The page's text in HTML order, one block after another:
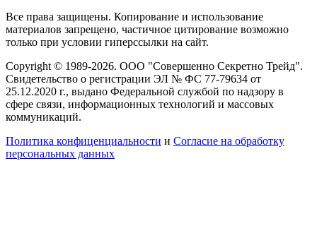
Все права защищены. Копирование и использование
материалов запрещено, частичное цитирование возможно
только при условии гиперссылки на сайт.
Copyright © 1989-2026. ООО "Совершенно Секретно Трейд".
Свидетельство о регистрации ЭЛ № ФС 77-79634 от
25.12.2020 г., выдано Федеральной службой по надзору в
сфере связи, информационных технологий и массовых
коммуникаций.
Политика конфиценциальности и Согласие на обработку
персональных данных